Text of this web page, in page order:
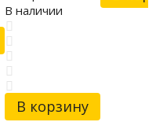
APL.027.03.102
В наличии
В корзину